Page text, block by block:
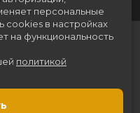
персональные
cookies в настройках
на функциональность
политикой